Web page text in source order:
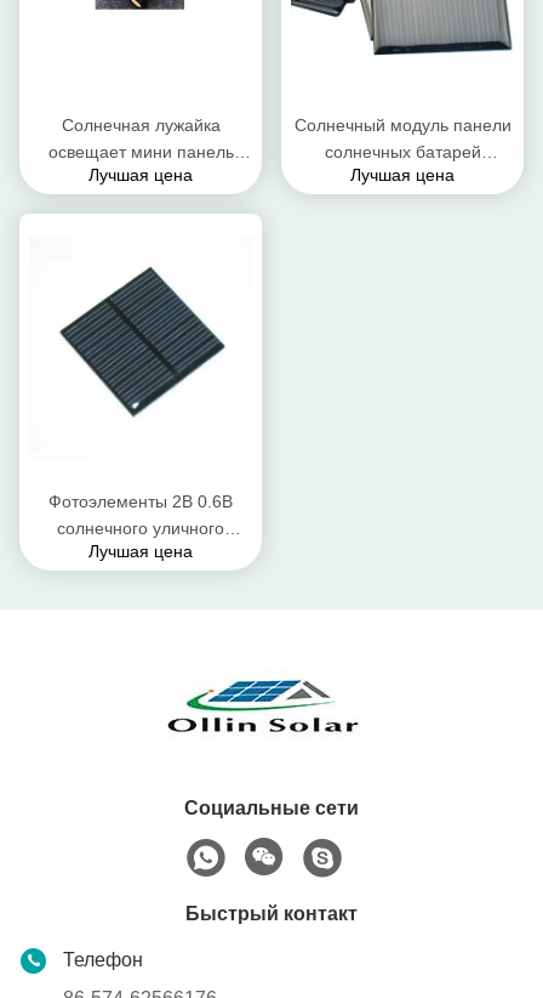
Солнечная лужайка
освещает мини панель
солнечных батарей
Лучшая цена
Солнечный модуль панели
солнечных батарей
водяных помп мини/
Лучшая цена
Фотоэлементы 2В 0.6В
солнечного уличного
освещения
Лучшая цена
Социальные сети
Быстрый контакт
Телефон